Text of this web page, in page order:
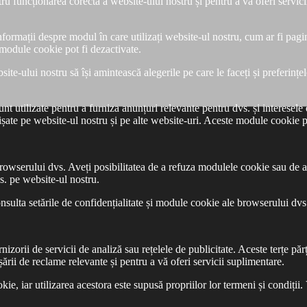
despre modul în care utilizați website-ul nostru, cum ar fi
cookie pot fi dezactivate.
ului nostru să își amintească alegerile pe care le faceți și
utilizate pentru a furniza anunțuri relevante pentru dvs. și
pe website-ul nostru și pe alte website-uri. Aceste module cookie
dvs. Aveți posibilitatea de a refuza modulele cookie sau de
pe website-ul nostru.
setările de confidențialitate și module cookie ale browserului
de servicii de analiză sau rețelele de publicitate. Aceste terțe
de reclame relevante și pentru a vă oferi servicii suplimentare.
iar utilizarea acestora este supusă propriilor lor termeni și